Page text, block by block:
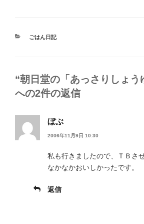
カ
ごはん日記
“朝日堂の「あっさりしょう
への2件の返信
ぼぶ
2006年11月9日 10:30
私も行きましたので、ＴＢさ
なかなかおいしかったです。
返信